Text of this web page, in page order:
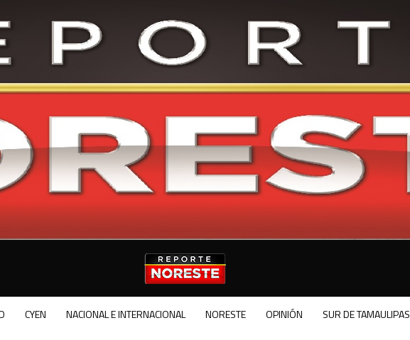
CYEN NACIONAL E INTERNACIONAL NORESTE OPINIÓN SUR DE TAMAULIPAS